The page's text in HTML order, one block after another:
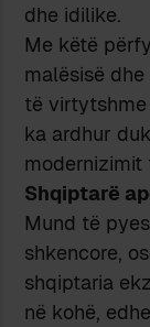
dhe idilike.
Me këtë
malësisë
të virtytshme
ka ardhur
Shqiptarë
Mund të
shkencore,
shqiptaria
në kohë,